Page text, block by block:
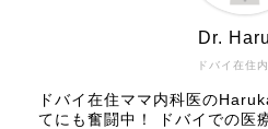
ドバイ在住
Dr.
ドバイ在住ママ内科医の
てにも奮闘中！ ドバイでの医